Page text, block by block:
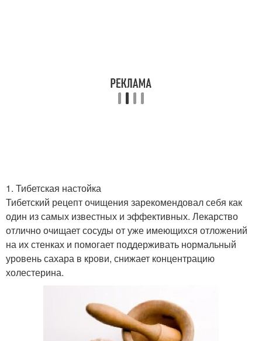
1. Тибетская настойка
Тибетский рецепт очищения зарекомендовал себя как
один из самых известных и эффективных. Лекарство
отлично очищает сосуды от уже имеющихся отложений
на их стенках и помогает поддерживать нормальный
уровень сахара в крови, снижает концентрацию
холестерина.